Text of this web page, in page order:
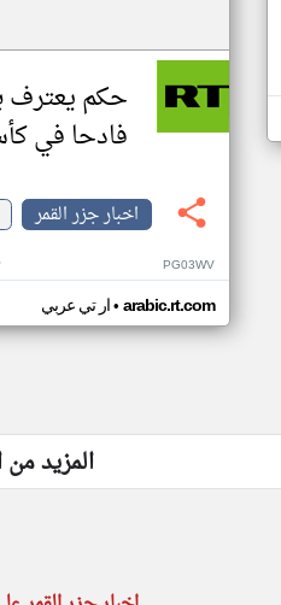
حكم يعترف
فادحا في كأس
اخبار جزر القمر
PG03WV
ار تي عربي• arabic.rt.com
المزيد من